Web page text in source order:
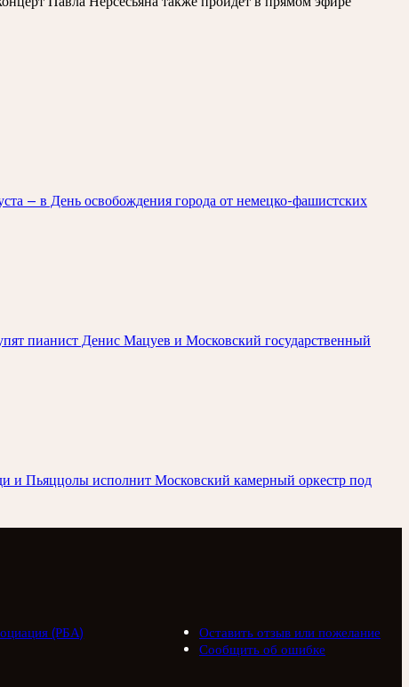
— в День освобождения города от немецко-фашистских
пианист Денис Мацуев и Московский государственный
и Пьяццолы исполнит Московский камерный оркестр под
(РБА)
Оставить отзыв или пожелание
Сообщить об ошибке